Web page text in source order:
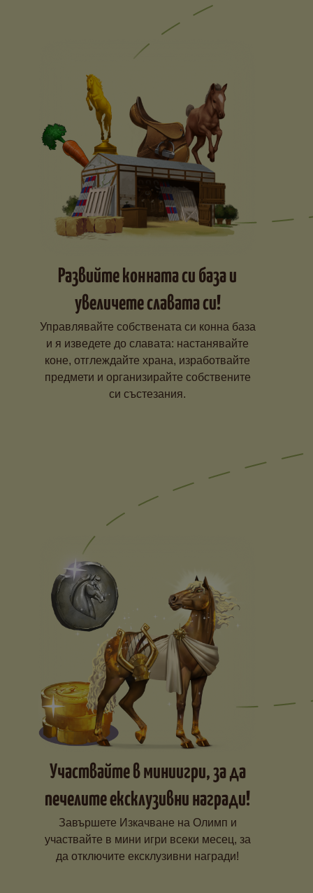
Развийте конната си база и
увеличете славата си!
Управлявайте собствената си конна база
и я изведете до славата: настанявайте
коне, отглеждайте храна, изработвайте
предмети и организирайте собствените
си състезания.
Участвайте в миниигри, за да
печелите ексклузивни награди!
Завършете Изкачване на Олимп и
участвайте в мини игри всеки месец, за
да отключите ексклузивни награди!